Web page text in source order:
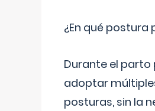
¿En qué postura
Durante el parto
adoptar
posturas, sin la